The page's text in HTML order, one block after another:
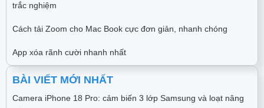
trắc nghiệm
Cách tải Zoom cho Mac Book cực đơn giản, nhanh chóng
App xóa rãnh cười nhanh nhất
BÀI VIẾT MỚI NHẤT
Camera iPhone 18 Pro: cảm biến 3 lớp Samsung và loạt nâng